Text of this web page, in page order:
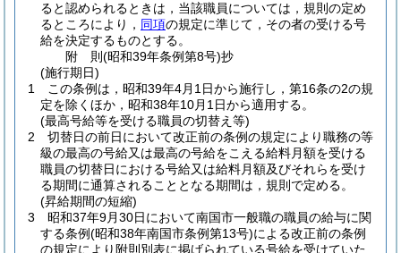
ると認められるときは，当該職員については，規則の定め
るところにより， 同項の規定に準じて，その者の受ける号
給を決定するものとする。
附 則(昭和39年条例第8号)抄
(施行期日)
1
この条例は，昭和39年4月1日から施行し，第16条の2の規
定を除くほか，昭和38年10月1日から適用する。
(最高号給等を受ける職員の切替え等)
2
切替日の前日において改正前の条例の規定により職務の等
級の最高の号給又は最高の号給をこえる給料月額を受ける
職員の切替日における号給又は給料月額及びそれらを受け
る期間に通算されることとなる期間は，規則で定める。
(昇給期間の短縮)
3
昭和37年9月30日において南国市一般職の職員の給与に関
する条例(昭和38年南国市条例第13号)による改正前の条例
の規定により附則別表に掲げられている号給を受けていた